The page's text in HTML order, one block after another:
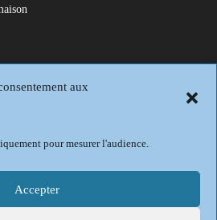
aux
pour mesurer l'audience.
Accepter